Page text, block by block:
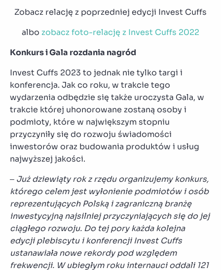
Zobacz relację z poprzedniej edycji Invest Cuffs
albo zobacz foto-relację z Invest Cuffs 2022
Konkurs i Gala rozdania nagród
Invest Cuffs 2023 to jednak nie tylko targi i
konferencja. Jak co roku, w trakcie tego
wydarzenia odbędzie się także uroczysta Gala, w
trakcie której uhonorowane zostaną osoby i
podmioty, które w największym stopniu
przyczyniły się do rozwoju świadomości
inwestorów oraz budowania produktów i usług
najwyższej jakości.
– Już dziewiąty rok z rzędu organizujemy konkurs,
którego celem jest wyłonienie podmiotów i osób
reprezentujących Polską i zagraniczną branżę
inwestycyjną najsilniej przyczyniających się do jej
ciągłego rozwoju. Do tej pory każda kolejna
edycji plebiscytu i konferencji Invest Cuffs
ustanawiała nowe rekordy pod względem
frekwencji. W ubiegłym roku internauci oddali 121